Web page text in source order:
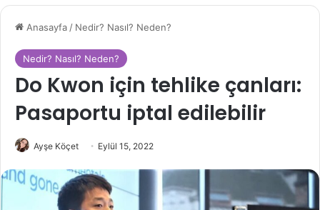
Anasayfa / Nedir? Nasıl? Neden?
Nedir? Nasıl? Neden?
Do Kwon için tehlike çanları:
Pasaportu iptal edilebilir
Ayşe Köçet Eylül 15, 2022